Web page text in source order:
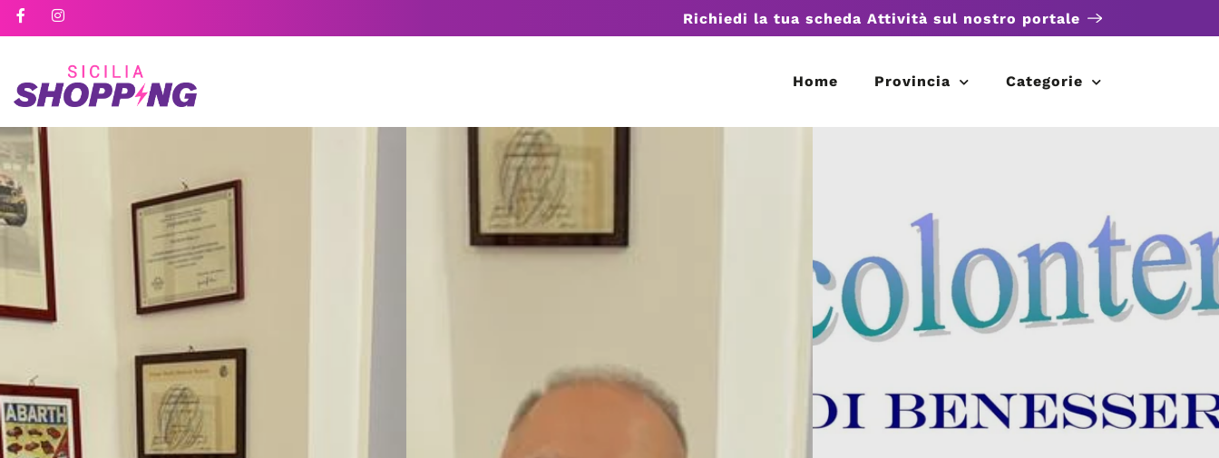
Richiedi la tua scheda Attività sul nostro portale
Home Provincia Categorie